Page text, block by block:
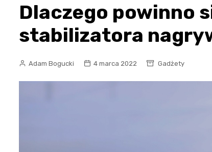
Dlaczego powinno
stabilizatora
Adam Bogucki 4 marca 2022 Gadżety